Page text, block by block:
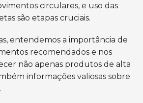
circulares, e uso das
são etapas cruciais.
entendemos a importância de
recomendados e nos
não apenas produtos de alta
informações valiosas sobre